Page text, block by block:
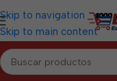
Skip to navigation
Skip to main content
Inicio/PINAR DEL RÍO/